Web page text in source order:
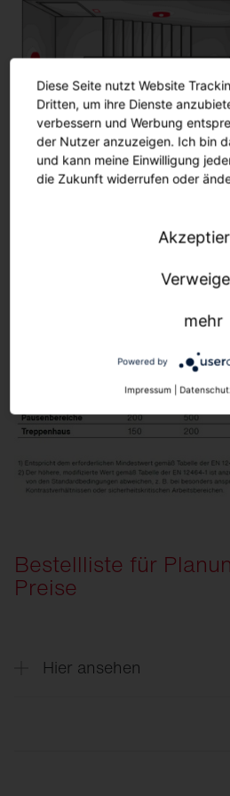
Summe
Raumfläche: 3,0 x 6,0 m
Bestellliste für
Preise
Hier ansehen
Diese Seite nutzt Website
Dritten, um ihre Dienste
verbessern und Werbung
der Nutzer anzuzeigen. Ich bin
und kann meine Einwilligung
die Zukunft widerrufen oder
mehr
Powered by
Impressum